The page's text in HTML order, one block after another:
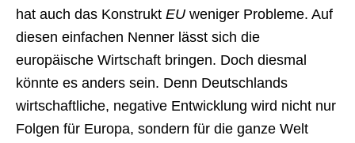
hat auch das Konstrukt EU weniger Probleme. Auf
diesen einfachen Nenner lässt sich die
europäische Wirtschaft bringen. Doch diesmal
könnte es anders sein. Denn Deutschlands
wirtschaftliche, negative Entwicklung wird nicht nur
Folgen für Europa, sondern für die ganze Welt